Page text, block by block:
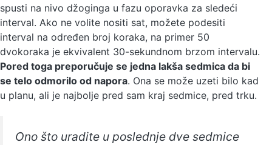
spusti na nivo džoginga u fazu oporavka za sledeći
interval. Ako ne volite nositi sat, možete podesiti
interval na određen broj koraka, na primer 50
dvokoraka je ekvivalent 30-sekundnom brzom intervalu.
Pored toga preporučuje se jedna lakša sedmica da bi
se telo odmorilo od napora. Ona se može uzeti bilo kad
u planu, ali je najbolje pred sam kraj sedmice, pred trku.
Ono što uradite u poslednje dve sedmice